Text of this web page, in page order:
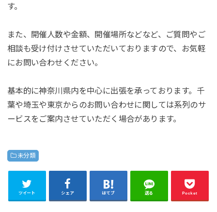
す。
また、開催人数や金額、開催場所などなど、ご質問やご
相談も受け付けさせていただいておりますので、お気軽
にお問い合わせください。
基本的に神奈川県内を中心に出張を承っております。千
葉や埼玉や東京からのお問い合わせに関しては系列のサ
ービスをご案内させていただく場合があります。
未分類
ツイート シェア はてブ 送る Pocket